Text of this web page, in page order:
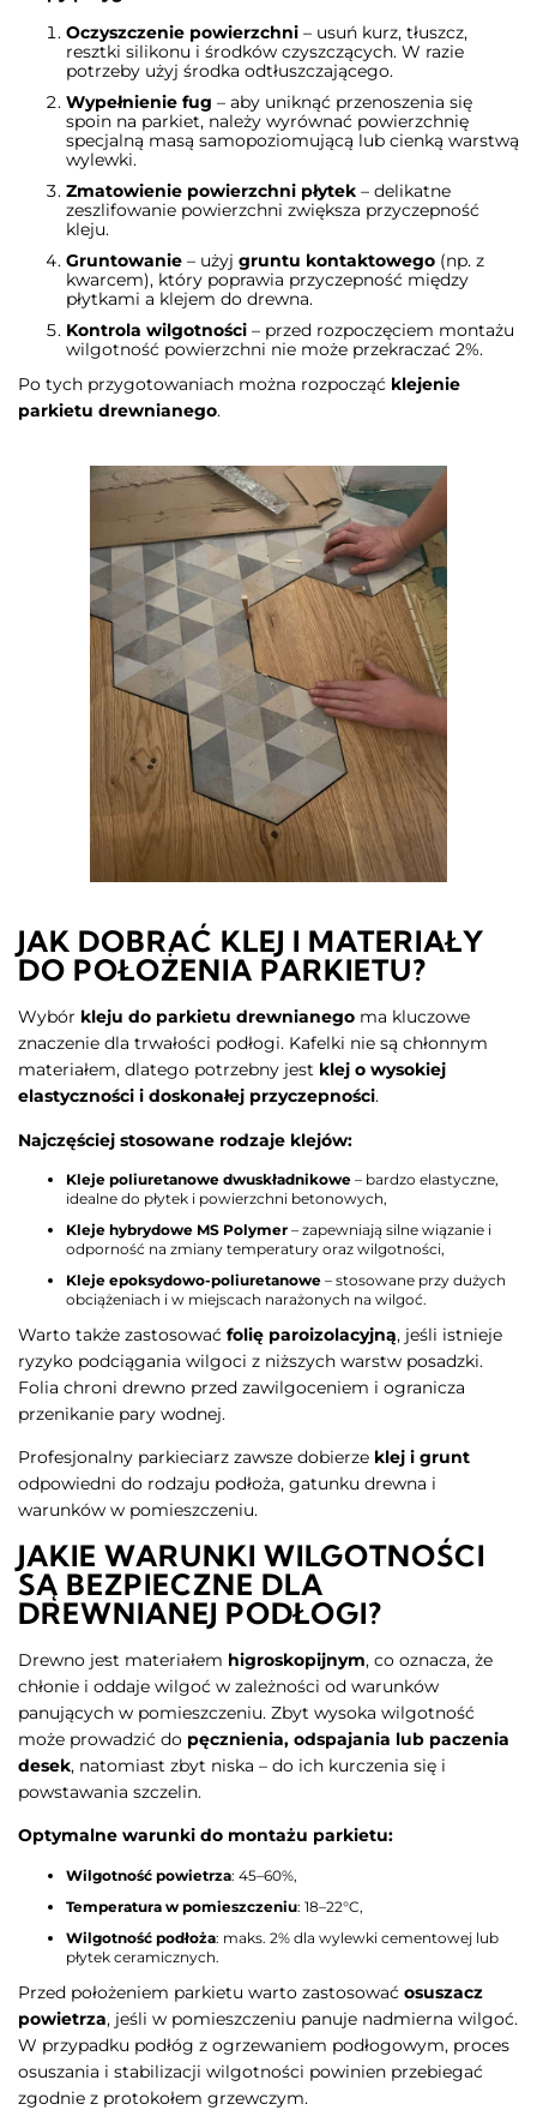
Oczyszczenie powierzchni – usuń kurz, tłuszcz,
resztki silikonu i środków czyszczących. W razie
potrzeby użyj środka odtłuszczającego.
Wypełnienie fug – aby uniknąć przenoszenia się
spoin na parkiet, należy wyrównać powierzchnię
specjalną masą samopoziomującą lub cienką warstwą
wylewki.
Zmatowienie powierzchni płytek – delikatne
zeszlifowanie powierzchni zwiększa przyczepność
kleju.
Gruntowanie – użyj gruntu kontaktowego (np. z
kwarcem), który poprawia przyczepność między
płytkami a klejem do drewna.
Kontrola wilgotności – przed rozpoczęciem montażu
wilgotność powierzchni nie może przekraczać 2%.
Po tych przygotowaniach można rozpocząć klejenie
parkietu drewnianego.
JAK DOBRAĆ KLEJ I MATERIAŁY
DO POŁOŻENIA PARKIETU?
Wybór kleju do parkietu drewnianego ma kluczowe
znaczenie dla trwałości podłogi. Kafelki nie są chłonnym
materiałem, dlatego potrzebny jest klej o wysokiej
elastyczności i doskonałej przyczepności.
Najczęściej stosowane rodzaje klejów:
Kleje poliuretanowe dwuskładnikowe – bardzo elastyczne,
idealne do płytek i powierzchni betonowych,
Kleje hybrydowe MS Polymer – zapewniają silne wiązanie i
odporność na zmiany temperatury oraz wilgotności,
Kleje epoksydowo-poliuretanowe – stosowane przy dużych
obciążeniach i w miejscach narażonych na wilgoć.
Warto także zastosować folię paroizolacyjną, jeśli istnieje
ryzyko podciągania wilgoci z niższych warstw posadzki.
Folia chroni drewno przed zawilgoceniem i ogranicza
przenikanie pary wodnej.
Profesjonalny parkieciarz zawsze dobierze klej i grunt
odpowiedni do rodzaju podłoża, gatunku drewna i
warunków w pomieszczeniu.
JAKIE WARUNKI WILGOTNOŚCI
SĄ BEZPIECZNE DLA
DREWNIANEJ PODŁOGI?
Drewno jest materiałem higroskopijnym, co oznacza, że
chłonie i oddaje wilgoć w zależności od warunków
panujących w pomieszczeniu. Zbyt wysoka wilgotność
może prowadzić do pęcznienia, odspajania lub paczenia
desek, natomiast zbyt niska – do ich kurczenia się i
powstawania szczelin.
Optymalne warunki do montażu parkietu:
Wilgotność powietrza: 45–60%,
Temperatura w pomieszczeniu: 18–22°C,
Wilgotność podłoża: maks. 2% dla wylewki cementowej lub
płytek ceramicznych.
Przed położeniem parkietu warto zastosować osuszacz
powietrza, jeśli w pomieszczeniu panuje nadmierna wilgoć.
W przypadku podłóg z ogrzewaniem podłogowym, proces
osuszania i stabilizacji wilgotności powinien przebiegać
zgodnie z protokołem grzewczym.